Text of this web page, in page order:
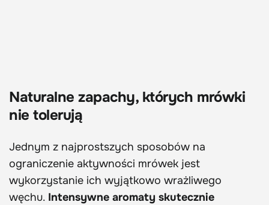
Naturalne zapachy, których mrówki
nie tolerują
Jednym z najprostszych sposobów na
ograniczenie aktywności mrówek jest
wykorzystanie ich wyjątkowo wrażliwego
węchu. Intensywne aromaty skutecznie